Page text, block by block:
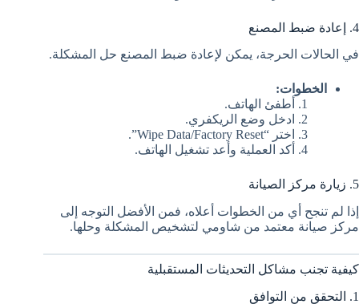
4. إعادة ضبط المصنع
في الحالات الحرجة، يمكن لإعادة ضبط المصنع حل المشكلة.
الخطوات:
أطفئ الهاتف.
ادخل وضع الريكفري.
اختر “Wipe Data/Factory Reset”.
أكد العملية وأعد تشغيل الهاتف.
5. زيارة مركز الصيانة
إذا لم تنجح أي من الخطوات أعلاه، فمن الأفضل التوجه إلى
مركز صيانة معتمد من شاومي لتشخيص المشكلة وحلها.
كيفية تجنب مشاكل التحديثات المستقبلية
1. التحقق من التوافق